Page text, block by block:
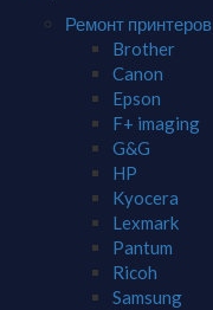
Ремонт принтеров
Brother
Canon
Epson
F+ imaging
G&G
HP
Kyocera
Lexmark
Pantum
Ricoh
Samsung